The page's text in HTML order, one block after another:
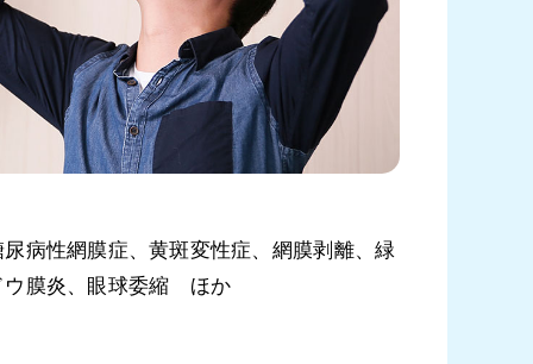
病性網膜症、黄斑変性症、網膜剥離、緑
ウ膜炎、眼球委縮 ほか